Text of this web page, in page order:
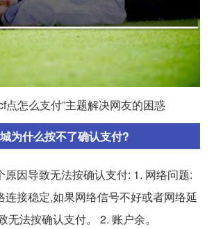
点怎么支付”主题解决网友的困惑
为什么按不了确认支付?
原因导致无法按确认支付: 1. 网络问题:
连接稳定,如果网络信号不好或者网络延
无法按确认支付。 2. 账户余。